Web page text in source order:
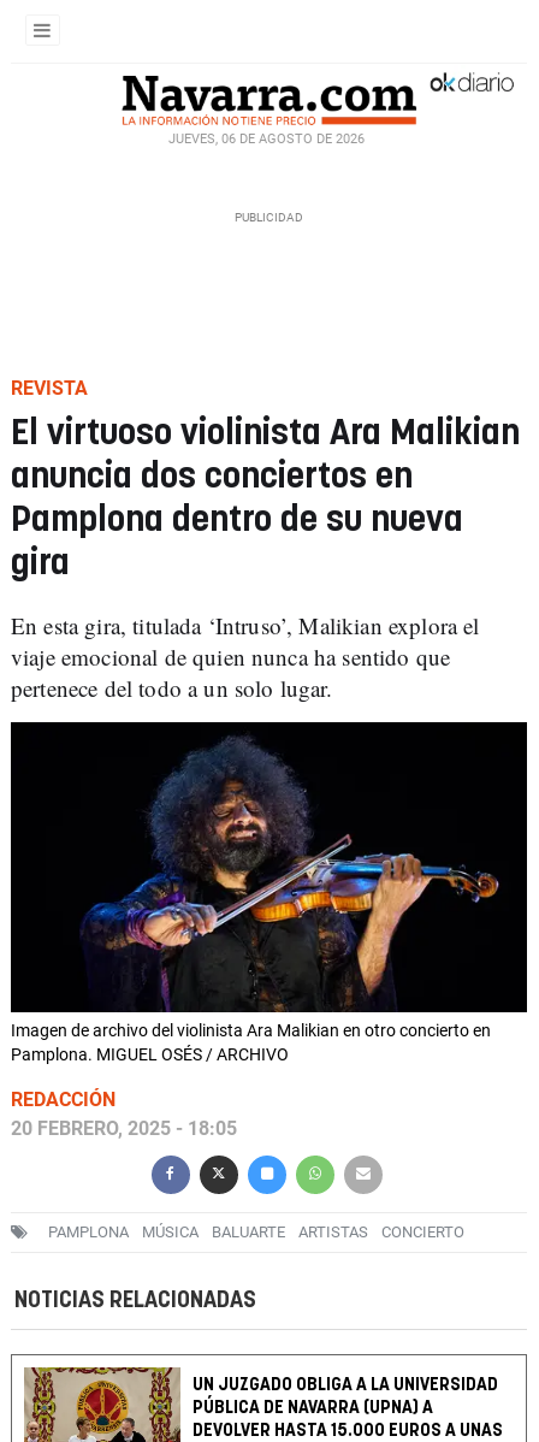
JUEVES, 06 DE AGOSTO DE 2026
REVISTA
El virtuoso violinista Ara Malikian
anuncia dos conciertos en
Pamplona dentro de su nueva
gira
En esta gira, titulada ‘Intruso’, Malikian explora el
viaje emocional de quien nunca ha sentido que
pertenece del todo a un solo lugar.
Imagen de archivo del violinista Ara Malikian en otro concierto en
Pamplona. MIGUEL OSÉS / ARCHIVO
REDACCIÓN
20 FEBRERO, 2025 - 18:05
PAMPLONA MÚSICA BALUARTE ARTISTAS CONCIERTO
NOTICIAS RELACIONADAS
UN JUZGADO OBLIGA A LA UNIVERSIDAD
PÚBLICA DE NAVARRA (UPNA) A
DEVOLVER HASTA 15.000 EUROS A UNAS